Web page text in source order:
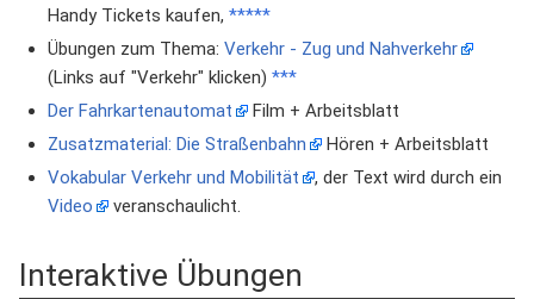
Handy Tickets kaufen, *****
Übungen zum Thema: Verkehr - Zug und Nahverkehr
(Links auf "Verkehr" klicken) ***
Der Fahrkartenautomat
Film + Arbeitsblatt
Zusatzmaterial: Die Straßenbahn
Hören + Arbeitsblatt
Vokabular Verkehr und Mobilität
, der Text wird durch ein
Video
veranschaulicht.
Interaktive Übungen